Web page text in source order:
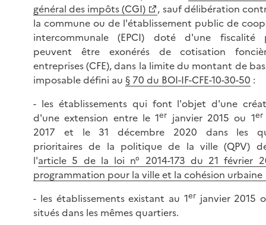
général des impôts (CGI)
, sauf délibération
la commune ou de l'établissement public de
intercommunale (EPCI) doté d'une fiscalité
peuvent être exonérés de cotisation
entreprises (CFE), dans la limite du montant de
imposable défini au § 70 du BOI-IF-CFE-10-30-50 :
- les établissements qui font l'objet d'une
d'une extension entre le 1er janvier 2015 ou 1er
2017 et le 31 décembre 2020 dans les
prioritaires de la politique de la ville (QPV)
l'article 5 de la loi n° 2014-173 du 21 février
programmation pour la ville et la cohésion urbaine
- les établissements existant au 1erjanvier 2015
situés dans les mêmes quartiers.